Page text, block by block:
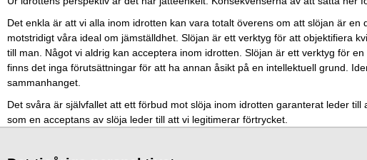
Det enkla är att vi alla inom idrotten kan vara totalt överens om att slöjan är
motstridigt våra ideal om jämställdhet. Slöjan är ett verktyg för att objektifiera
till man. Något vi aldrig kan acceptera inom idrotten. Slöjan är ett verktyg för
finns det inga förutsättningar för att ha annan åsikt på en intellektuell grund.
sammanhanget.
Det svåra är självfallet att ett förbud mot slöja inom idrotten garanterat leder
som en acceptans av slöja leder till att vi legitimerar förtrycket.